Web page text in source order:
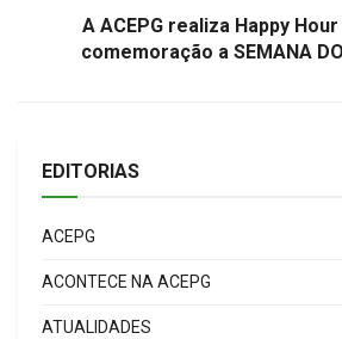
A ACEPG realiza Happy
comemoração a SEMANA
EDITORIAS
ACEPG
ACONTECE NA ACEPG
ATUALIDADES